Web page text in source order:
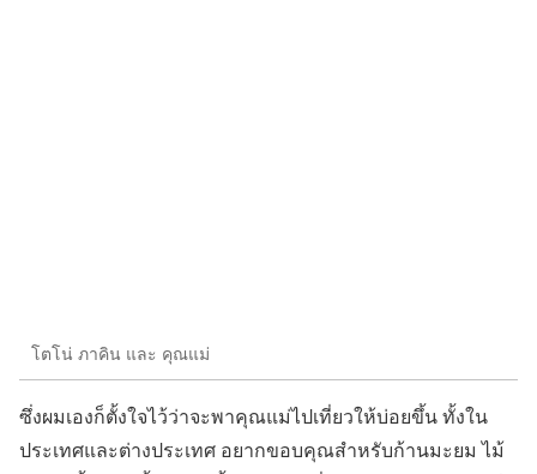
โตโน่ ภาคิน และ คุณแม่
ซึ่งผมเองก็ตั้งใจไว้ว่าจะพาคุณแม่ไปเที่ยวให้บ่อยขึ้น ทั้งใน
ประเทศและต่างประเทศ อยากขอบคุณสำหรับก้านมะยม ไม้